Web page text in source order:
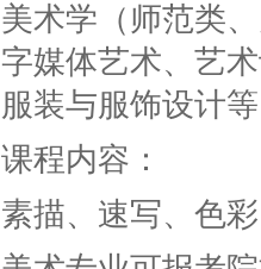
美术学（师范类
字媒体艺术、艺
服装与服饰设计
课程内容：
素描、速写、色